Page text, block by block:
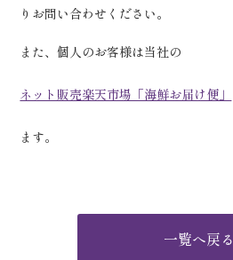
りお問い合わせください。
また、個人のお客様は当社の
ネット販売楽天市場「海鮮お届け便」
ます。
一覧へ戻る